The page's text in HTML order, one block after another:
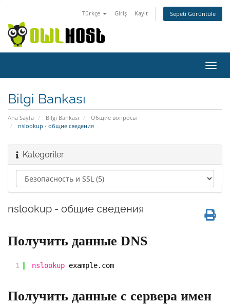
Türkçe Giriş Kayıt Sepeti Görüntüle
Bilgi Bankası
Ana Sayfa Bilgi Bankası
Общие вопросы
nslookup - общие сведения
Kategoriler
nslookup - общие сведения
Получить данные DNS
1 nslookup example.com
Получить данные с сервера имен